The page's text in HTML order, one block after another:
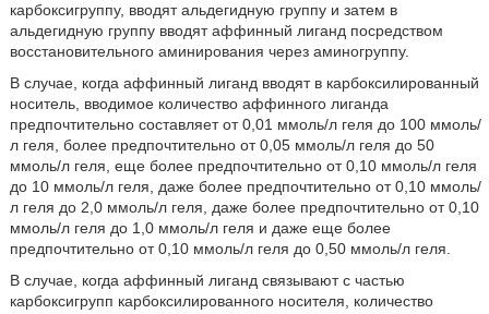
карбоксигруппу, вводят альдегидную группу и затем в
альдегидную группу вводят аффинный лиганд посредством
восстановительного аминирования через аминогруппу.
В случае, когда аффинный лиганд вводят в карбоксилированный
носитель, вводимое количество аффинного лиганда
предпочтительно составляет от 0,01 ммоль/л геля до 100 ммоль/
л геля, более предпочтительно от 0,05 ммоль/л геля до 50
ммоль/л геля, еще более предпочтительно от 0,10 ммоль/л геля
до 10 ммоль/л геля, даже более предпочтительно от 0,10 ммоль/
л геля до 2,0 ммоль/л геля, даже более предпочтительно от 0,10
ммоль/л геля до 1,0 ммоль/л геля и даже еще более
предпочтительно от 0,10 ммоль/л геля до 0,50 ммоль/л геля.
В случае, когда аффинный лиганд связывают с частью
карбоксигрупп карбоксилированного носителя, количество